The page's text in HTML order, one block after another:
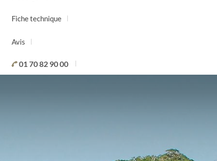
Fiche technique
Avis
01 70 82 90 00